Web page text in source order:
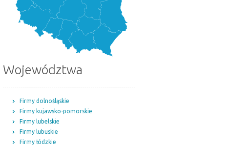
Województwa
Firmy dolnośląskie
Firmy kujawsko-pomorskie
Firmy lubelskie
Firmy lubuskie
Firmy łódzkie